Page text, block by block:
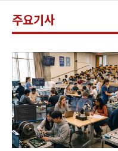
주요기사